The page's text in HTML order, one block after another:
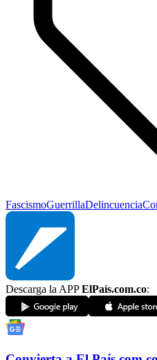
FascismoGuerrillaDelincuencia
Descarga la APPElPaís.com.co: